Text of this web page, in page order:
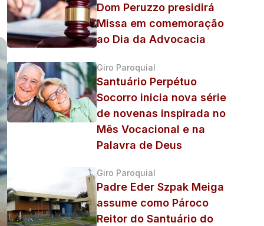
Dom Peruzzo presidirá
Missa em comemoração
ao Dia da Advocacia
Giro Paroquial
Santuário Perpétuo
Socorro inicia nova série
de novenas inspirada no
Mês Vocacional e na
Palavra de Deus
Giro Paroquial
Padre Eder Szpak Meiga
assume como Pároco
Reitor do Santuário do